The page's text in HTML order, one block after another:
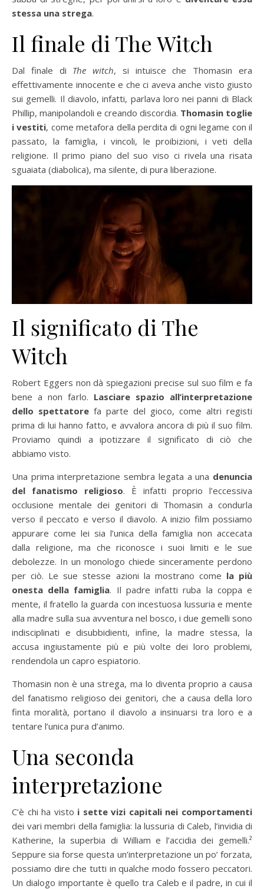
stessa una strega.
Il finale di The Witch
Dal finale di The witch, si intuisce che Thomasin era
effettivamente innocente e che ci aveva anche visto giusto
sui gemelli. Il diavolo, infatti, parlava loro nei panni di Black
Phillip, manipolandoli e creando discordia. Thomasin toglie
i vestiti, come metafora della perdita di ogni legame con il
passato, la famiglia, i vincoli, le proibizioni, i veti della
religione. Il primo piano del suo viso ci rivela una risata
sguaiata (diabolica), ma silente, di pura liberazione.
Il significato di The
Witch
Robert Eggers non dà spiegazioni precise sul suo film e fa
bene a non farlo. Lasciare spazio all’interpretazione
dello spettatore fa parte del gioco, come altri registi
prima di lui hanno fatto, e avvalora ancora di più il suo film.
Proviamo quindi a ipotizzare il significato di ciò che
abbiamo visto.
Una prima interpretazione sembra legata a una denuncia
del fanatismo religioso. È infatti proprio l’eccessiva
occlusione mentale dei genitori di Thomasin a condurla
verso il peccato e verso il diavolo. A inizio film possiamo
appurare come lei sia l’unica della famiglia non accecata
dalla religione, ma che riconosce i suoi limiti e le sue
debolezze. In un monologo chiede sinceramente perdono
per ciò. Le sue stesse azioni la mostrano come la più
onesta della famiglia. Il padre infatti ruba la coppa e
mente, il fratello la guarda con incestuosa lussuria e mente
alla madre sulla sua avventura nel bosco, i due gemelli sono
indisciplinati e disubbidienti, infine, la madre stessa, la
accusa ingiustamente più e più volte dei loro problemi,
rendendola un capro espiatorio.
Thomasin non è una strega, ma lo diventa proprio a causa
del fanatismo religioso dei genitori, che a causa della loro
finta moralità, portano il diavolo a insinuarsi tra loro e a
tentare l’unica pura d’animo.
Una seconda
interpretazione
C’è chi ha visto i sette vizi capitali nei comportamenti
dei vari membri della famiglia: la lussuria di Caleb, l’invidia di
Katherine, la superbia di William e l’accidia dei gemelli.²
Seppure sia forse questa un’interpretazione un po’ forzata,
possiamo dire che tutti in qualche modo fossero peccatori.
Un dialogo importante è quello tra Caleb e il padre, in cui il